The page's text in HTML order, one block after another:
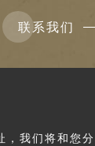
联系我们
，我们将和您